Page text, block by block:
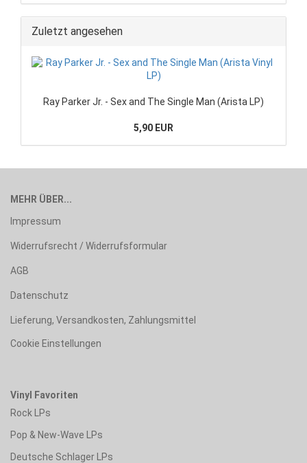
Zuletzt angesehen
Ray Parker Jr. - Sex and The Single Man (Arista LP)
5,90 EUR
MEHR ÜBER...
Impressum
Widerrufsrecht / Widerrufsformular
AGB
Datenschutz
Lieferung, Versandkosten, Zahlungsmittel
Cookie Einstellungen
Vinyl Favoriten
Rock LPs
Pop & New-Wave LPs
Deutsche Schlager LPs